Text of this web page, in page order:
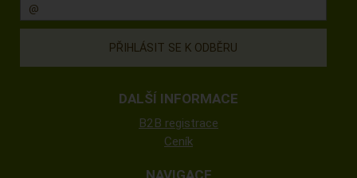
DALŠÍ INFORMACE
B2B registrace
Ceník